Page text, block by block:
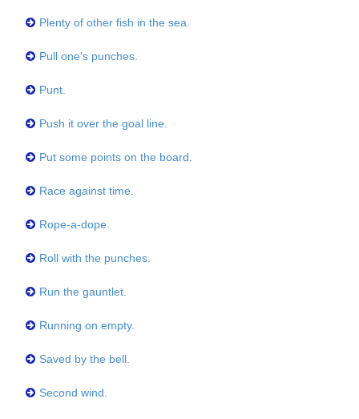
Plenty of other fish in the sea.
Pull one's punches.
Punt.
Push it over the goal line.
Put some points on the board.
Race against time.
Rope-a-dope.
Roll with the punches.
Run the gauntlet.
Running on empty.
Saved by the bell.
Second wind.